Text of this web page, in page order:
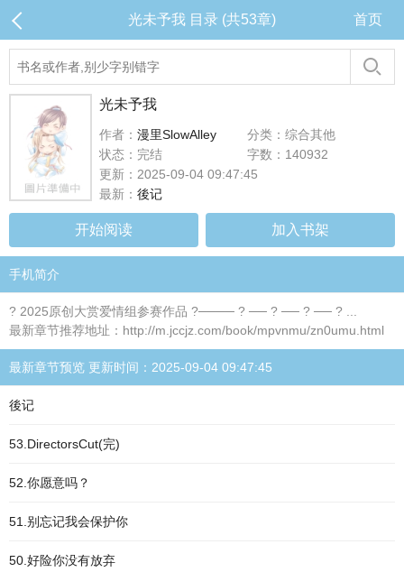
光未予我 目录 (共53章) 首页
光未予我
作者： 漫里SlowAlley
分类：综合其他
状态：完结
字数：140932
更新：2025-09-04 09:47:45
最新： 後记
开始阅读 加入书架
手机简介
? 2025原创大赏爱情组参赛作品 ?──── ? ── ? ── ? ── ? ...
最新章节推荐地址：http://m.jccjz.com/book/mpvnmu/zn0umu.html
最新章节预览 更新时间：2025-09-04 09:47:45
後记
53.DirectorsCut(完)
52.你愿意吗？
51.别忘记我会保护你
50.好险你没有放弃